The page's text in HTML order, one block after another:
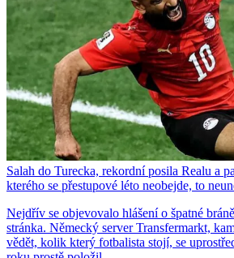
Salah do Turecka, rekordní posila Realu a
kterého se přestupové léto neobejde, to
Nejdřív se objevovalo hlášení o špatné
stránka. Německý server Transfermarkt,
vědět, kolik který fotbalista stojí, se